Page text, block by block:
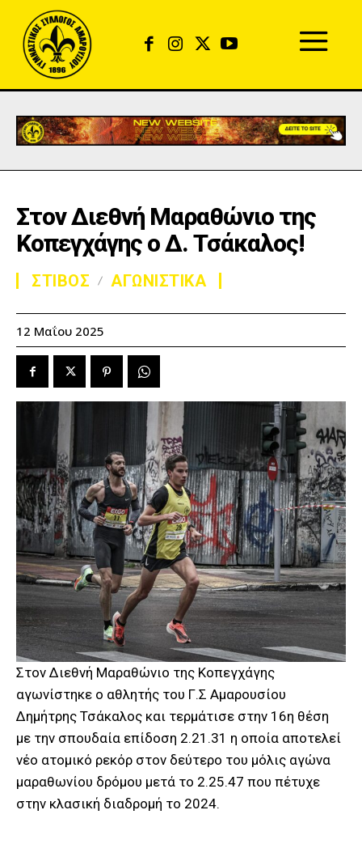
Στον Διεθνή Μαραθώνιο της
Κοπεγχάγης ο Δ. Τσάκαλος!
ΣΤΙΒΟΣ ΑΓΩΝΙΣΤΙΚΑ
12 Μαΐου 2025
Στον Διεθνή Μαραθώνιο της Κοπεγχάγης
αγωνίστηκε ο αθλητής του Γ.Σ Αμαρουσίου
Δημήτρης Τσάκαλος και τερμάτισε στην 16η θέση
με την σπουδαία επίδοση 2.21.31 η οποία αποτελεί
νέο ατομικό ρεκόρ στον δεύτερο του μόλις αγώνα
μαραθωνίου δρόμου μετά το 2.25.47 που πέτυχε
στην κλασική διαδρομή το 2024.